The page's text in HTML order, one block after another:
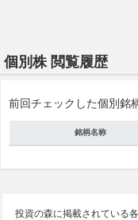
個別株 閲覧履歴
前回チェックした個別銘
銘柄名称
投資の森に掲載されている